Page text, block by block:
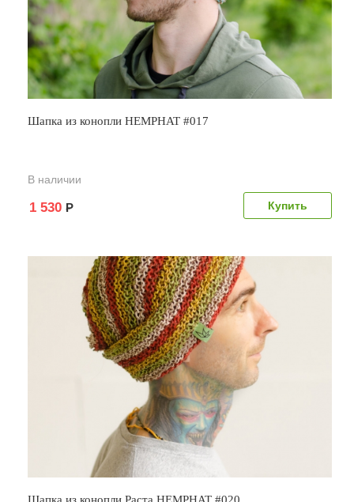
Шапка из конопли HEMPHAT #017
В наличии
1 530 Р